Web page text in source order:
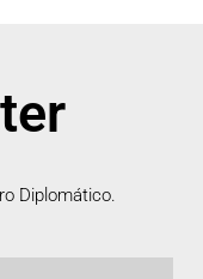
Diplomático.